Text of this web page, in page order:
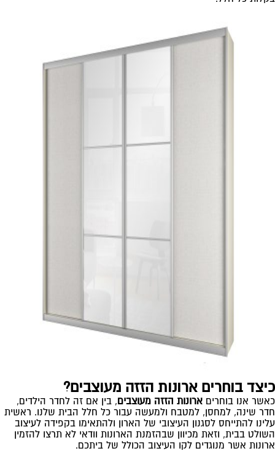
כיצד בוחרים ארונות הזזה מעוצבים?
כאשר אנו בוחרים ארונות הזזה מעוצבים, בין אם זה לחדר הילדים,
חדר שינה, למחסן, למטבח ולמעשה עבור כל חלל הבית שלנו. ראשית
עלינו להתייחס לסגנון העיצובי של הארון ולהתאימו בקפידה לעיצוב
השולט בבית, וזאת מכיוון שבהזמנת הארונות וודאי לא תרצו להזמין
ארונות אשר מנוגדים לקו העיצוב הכולל של ביתכם.